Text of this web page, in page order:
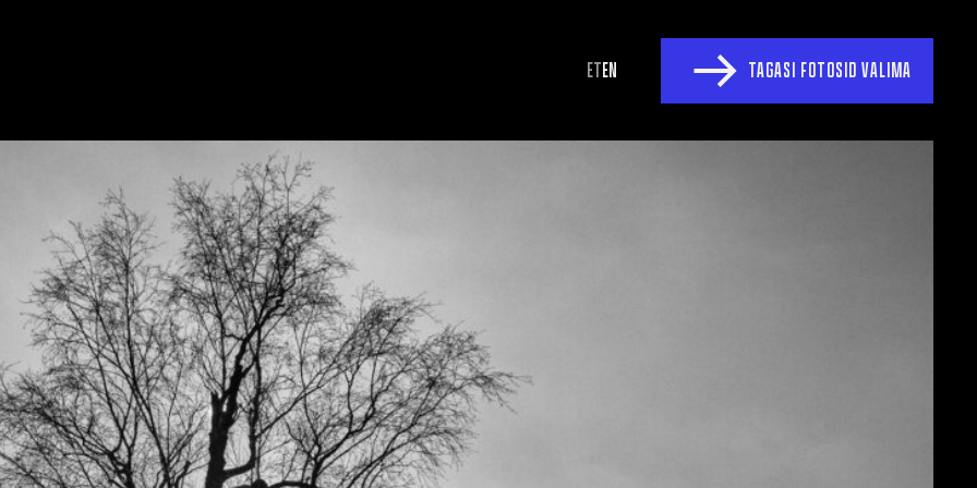
ETEN TAGASI FOTOSID VALIMA